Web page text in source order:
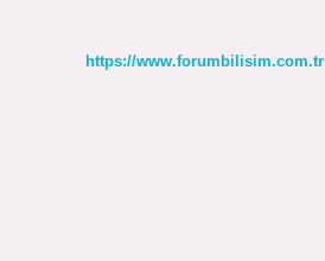
https://www.forumbilisim.com.tr